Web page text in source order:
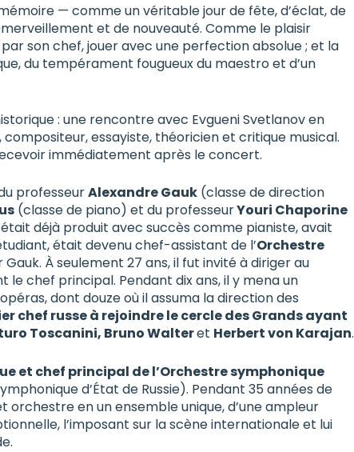
— comme un véritable jour de fête, d’éclat, de
et de nouveauté. Comme le plaisir
son chef, jouer avec une perfection absolue ; et la
du tempérament fougueux du maestro et d’un
: une rencontre avec Evgueni Svetlanov en
essayiste, théoricien et critique musical.
immédiatement après le concert.
professeurAlexandre Gauk (classe de direction
(classe de piano) et du professeurYouri Chaporine
déjà produit avec succès comme pianiste, avait
était devenu chef-assistant de l’Orchestre
Gauk. À seulement 27 ans, il fut invité à diriger au
le chef principal. Pendant dix ans, il y mena un
dont douze où il assuma la direction des
chef russe à rejoindre le cercle des Grands ayant
Toscanini, Bruno Walteret Herbert von Karajan.
et chef principal de l’Orchestre symphonique
d’État de Russie). Pendant 35 années de
en un ensemble unique, d’une ampleur
l’imposant sur la scène internationale et lui